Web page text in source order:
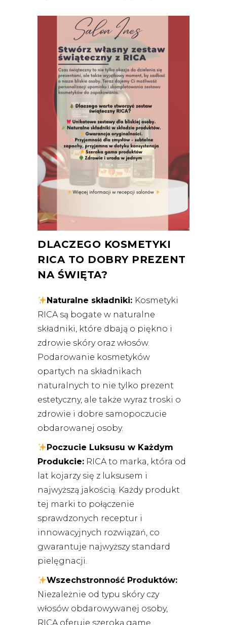
DLACZEGO KOSMETYKI
RICA TO DOBRY PREZENT
NA ŚWIĘTA?
Naturalne składniki: Kosmetyki
RICA są bogate w naturalne
składniki, które dbają o piękno i
zdrowie skóry oraz włosów.
Podarowanie kosmetyków
opartych na składnikach
naturalnych to nie tylko prezent
estetyczny, ale także wyraz troski o
zdrowie i dobre samopoczucie
obdarowanej osoby.
Poczucie Luksusu w Każdym
Produkcie: RICA to marka, która od
lat kojarzy się z luksusem i
najwyższą jakością. Każdy produkt
tej marki to połączenie
sprawdzonych receptur i
innowacyjnych rozwiązań, co
gwarantuje najwyższy standard
pielęgnacji.
Wszechstronność Produktów:
Niezależnie od typu skóry czy
włosów obdarowywanej osoby,
RICA oferuje szeroką gamę